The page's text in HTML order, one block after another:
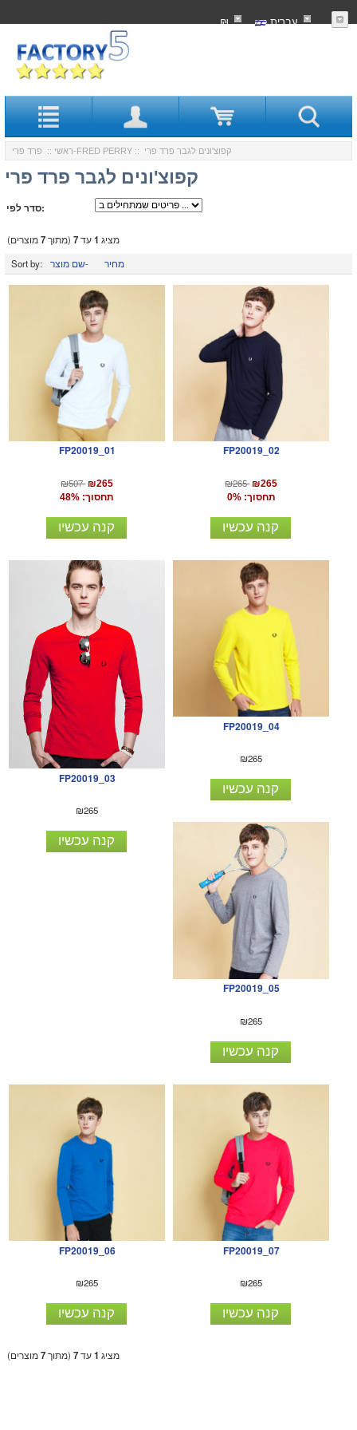
עִברִית ₪
ראשי :: פרד פרי-FRED PERRY :: קפוצ'ונים לגבר פרד פרי
קפוצ'ונים לגבר פרד פרי
סדר לפי:
מציג 1עד7 (מתוך7מוצרים)
Sort by:
שם מוצר- מחיר
FP20019_01
₪507 ₪265
תחסוך: 48%
קנה עכשיו
FP20019_02
₪265 ₪265
תחסוך: 0%
קנה עכשיו
FP20019_03
₪265
קנה עכשיו
FP20019_04
₪265
קנה עכשיו
FP20019_05
₪265
קנה עכשיו
FP20019_06
₪265
קנה עכשיו
FP20019_07
₪265
קנה עכשיו
מציג 1עד7 (מתוך7מוצרים)